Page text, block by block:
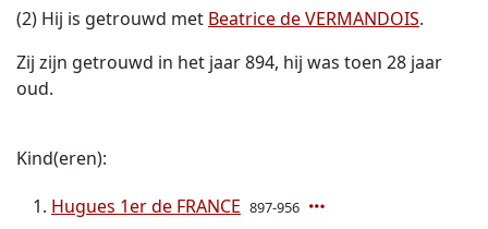
(2) Hij is getrouwd met Beatrice de VERMANDOIS.
Zij zijn getrouwd in het jaar 894, hij was toen 28 jaar
oud.
Kind(eren):
Hugues 1er de FRANCE 897-956